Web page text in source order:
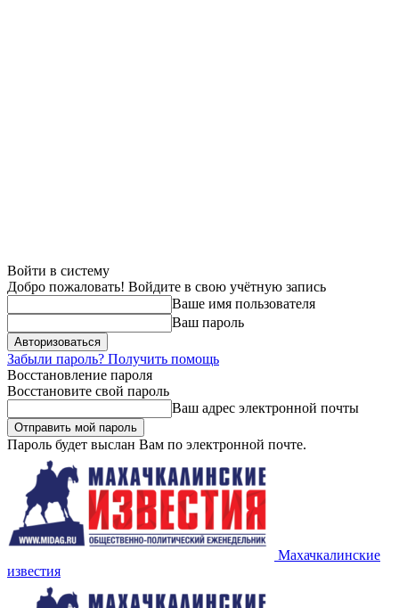
Войти в систему
Добро пожаловать! Войдите в свою учётную запись
Ваше имя пользователя
Ваш пароль
Забыли пароль? Получить помощь
Восстановление пароля
Восстановите свой пароль
Ваш адрес электронной почты
Пароль будет выслан Вам по электронной почте.
Махачкалинские
известия